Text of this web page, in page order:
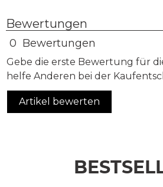
Bewertungen
0 Bewertungen
Gebe die erste Bewertung für
helfe Anderen bei der
Artikel bewerten